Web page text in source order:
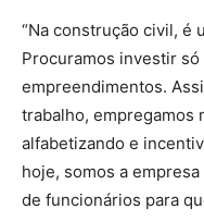
“Na construção civil, é
Procuramos investir
empreendimentos.
trabalho, empregamos
alfabetizando e
hoje, somos a
de funcionários para